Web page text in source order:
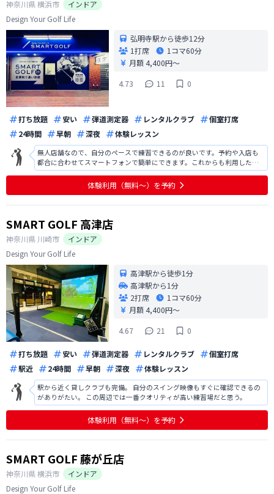
神奈川県横浜市
インドア
Design Your Golf Life
弘明寺駅から徒歩12分
1打席
1コマ60分
月額 4,400円〜
4.73
11 0
打ち放題 安い 弾道測定器 レンタルクラブ
個室打席
24時間
早朝 深夜 体験レッスン
無人店舗なので、自分のペースで練習できるのが良いです。予約や入店も
都合に合わせてスマートフォンで簡単にできます。これからも利用したい
です。
体験利用（無料〜）を予約
SMART GOLF 高津店
神奈川県 川崎市
インドア
Design Your Golf Life
高津駅から徒歩1分
高津駅から1分
2打席
1コマ60分
月額 4,400円〜
4.67
21 0
打ち放題 安い 弾道測定器 レンタルクラブ
個室打席
駅近
24時間 早朝 深夜 体験レッスン
駅から近く貸しクラブも完備。 自分のスイング映像もすぐに確認できるの
がありがたい。 この周辺では一番クオリティが高い練習場だと思う。
体験利用（無料〜）を予約
SMART GOLF 藤が丘店
神奈川県横浜市
インドア
Design Your Golf Life